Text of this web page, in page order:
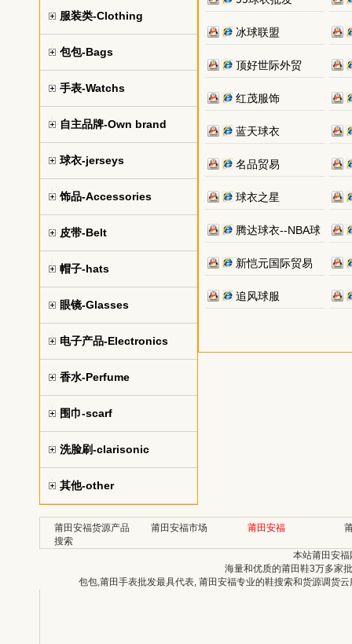
服装类-Clothing
包包-Bags
手表-Watchs
自主品牌-Own brand
球衣-jerseys
饰品-Accessories
皮带-Belt
帽子-hats
眼镜-Glasses
电子产品-Electronics
香水-Perfume
围巾-scarf
洗脸刷-clarisonic
其他-other
冰球联盟
顶好世际外贸
红茂服饰
蓝天球衣
名品贸易
球衣之星
腾达球衣--NBA球
新恺元国际贸易
追风球服
莆田安福货源产品
搜索
莆田安福市场 莆田安福
本站莆田安
海量和优质的莆田鞋3万多家
包包,莆田手表批发最具代表, 莆田安福专业的鞋搜索和货源调货